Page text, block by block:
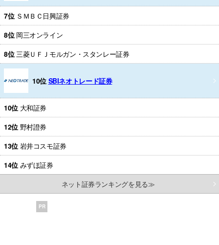
7位 ＳＭＢＣ日興証券
8位 岡三オンライン
8位 三菱ＵＦＪモルガン・スタンレー証券
10位 SBIネオトレード証券
10位 大和証券
12位 野村證券
13位 岩井コスモ証券
14位 みずほ証券
ネット証券ランキングを見る≫
PR